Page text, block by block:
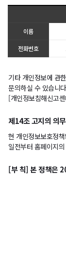
이름
전화번호
기타 개인정보에 관
문의하실 수 있습니
[개인정보침해신고
제14조 고지의 의무
현 개인정보보호정
일전부터 홈페이지
[부 칙] 본 정책은